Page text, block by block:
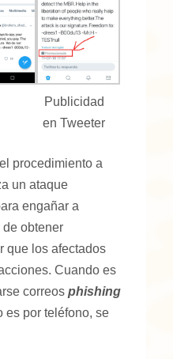
Publicidad
en Tweeter
procedimiento a
un ataque
engañar a
obtener
que los afectados
Cuando es
correos phishing
es por teléfono, se